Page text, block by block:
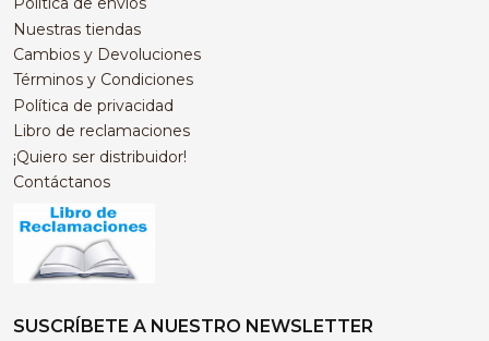
Nuestras tiendas
Cambios y Devoluciones
Términos y Condiciones
Política de privacidad
Libro de reclamaciones
¡Quiero ser distribuidor!
Contáctanos
SUSCRÍBETE A NUESTRO NEWSLETTER